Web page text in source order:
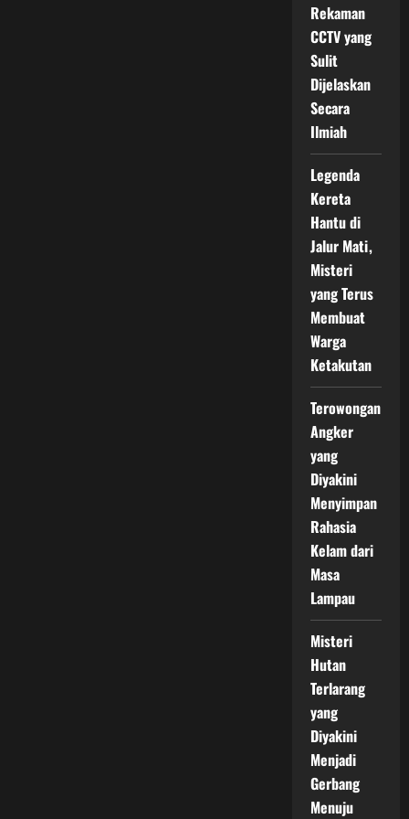
Rekaman
CCTV yang
Sulit
Dijelaskan
Secara
Ilmiah
Legenda
Kereta
Hantu di
Jalur Mati,
Misteri
yang Terus
Membuat
Warga
Ketakutan
Terowongan
Angker
yang
Diyakini
Menyimpan
Rahasia
Kelam dari
Masa
Lampau
Misteri
Hutan
Terlarang
yang
Diyakini
Menjadi
Gerbang
Menuju